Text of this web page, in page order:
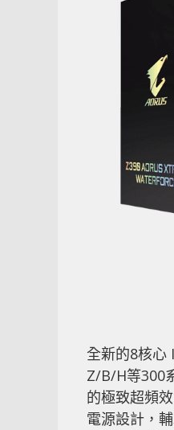
全新的8核心
Z/B/H等300
的極致超頻
電源設計，